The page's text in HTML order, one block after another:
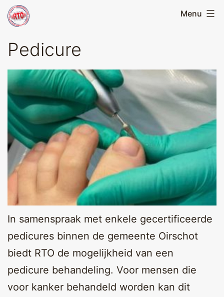
Skip
to
content
Running
Oirschot
Menu
Pedicure
In samenspraak met enkele gecertificeerde
pedicures binnen de gemeente Oirschot
biedt RTO de mogelijkheid van een
pedicure behandeling. Voor mensen die
voor kanker behandeld worden kan dit